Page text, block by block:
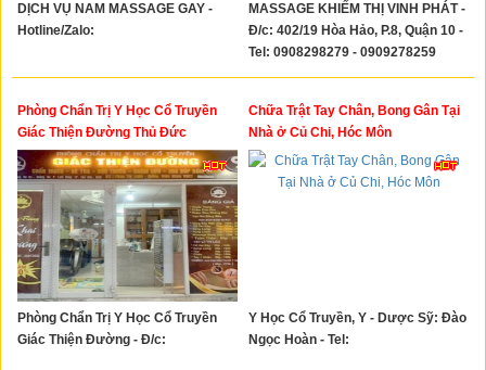
DỊCH VỤ NAM MASSAGE GAY -
Hotline/Zalo:
MASSAGE KHIẾM THỊ VINH PHÁT -
Đ/c: 402/19 Hòa Hảo, P.8, Quận 10 -
Tel: 0908298279 - 0909278259
Phòng Chẩn Trị Y Học Cổ Truyền
Giác Thiện Đường Thủ Đức
Phòng Chẩn Trị Y Học Cổ Truyền
Giác Thiện Đường - Đ/c:
Chữa Trật Tay Chân, Bong Gân Tại
Nhà ở Củ Chi, Hóc Môn
Y Học Cổ Truyền, Y - Dược Sỹ: Đào
Ngọc Hoàn - Tel: